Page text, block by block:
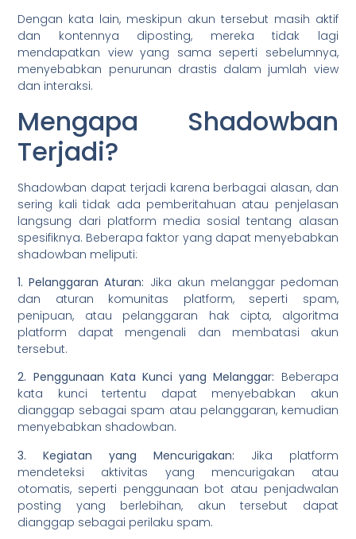
Dengan kata lain, meskipun akun tersebut masih aktif
dan kontennya diposting, mereka tidak lagi
mendapatkan view yang sama seperti sebelumnya,
menyebabkan penurunan drastis dalam jumlah view
dan interaksi.
Mengapa Shadowban
Terjadi?
Shadowban dapat terjadi karena berbagai alasan, dan
sering kali tidak ada pemberitahuan atau penjelasan
langsung dari platform media sosial tentang alasan
spesifiknya. Beberapa faktor yang dapat menyebabkan
shadowban meliputi:
1. Pelanggaran Aturan: Jika akun melanggar pedoman
dan aturan komunitas platform, seperti spam,
penipuan, atau pelanggaran hak cipta, algoritma
platform dapat mengenali dan membatasi akun
tersebut.
2. Penggunaan Kata Kunci yang Melanggar: Beberapa
kata kunci tertentu dapat menyebabkan akun
dianggap sebagai spam atau pelanggaran, kemudian
menyebabkan shadowban.
3. Kegiatan yang Mencurigakan: Jika platform
mendeteksi aktivitas yang mencurigakan atau
otomatis, seperti penggunaan bot atau penjadwalan
posting yang berlebihan, akun tersebut dapat
dianggap sebagai perilaku spam.